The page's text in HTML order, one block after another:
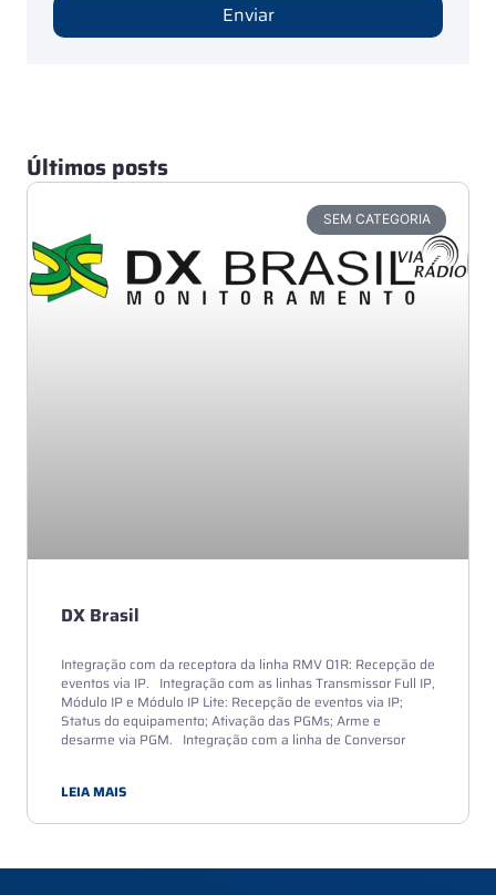
Enviar
Últimos posts
SEM CATEGORIA
DX Brasil
Integração com da receptora da linha RMV 01R: Recepção de
eventos via IP. Integração com as linhas Transmissor Full IP,
Módulo IP e Módulo IP Lite: Recepção de eventos via IP;
Status do equipamento; Ativação das PGMs; Arme e
desarme via PGM. Integração com a linha de Conversor
LEIA MAIS